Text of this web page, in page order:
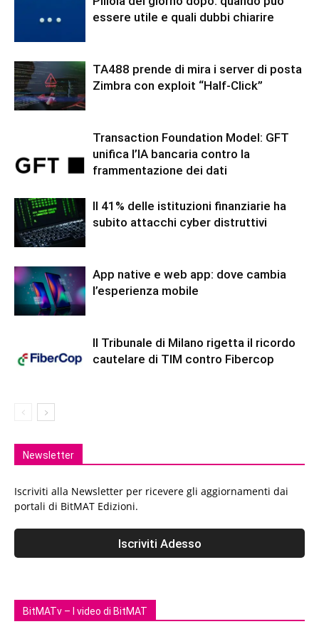
essere utile e quali dubbi chiarire
TA488 prende di mira i server di posta
Zimbra con exploit “Half-Click”
Transaction Foundation Model: GFT
unifica l’IA bancaria contro la
frammentazione dei dati
Il 41% delle istituzioni finanziarie ha
subito attacchi cyber distruttivi
App native e web app: dove cambia
l’esperienza mobile
Il Tribunale di Milano rigetta il ricordo
cautelare di TIM contro Fibercop
Newsletter
Iscriviti alla Newsletter per ricevere gli aggiornamenti dai
portali di BitMAT Edizioni.
BitMATv – I video di BitMAT